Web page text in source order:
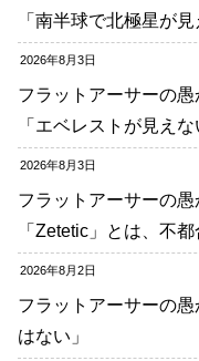
「南半球で北極星が見
2026年8月3日
フラットアーサーの
「エベレストが見えな
2026年8月3日
フラットアーサーの
「Zetetic」とは、不
2026年8月2日
フラットアーサーの
はない」